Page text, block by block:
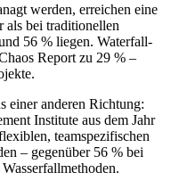
werden, erreichen eine
als bei traditionellen
56 % liegen. Waterfall-
Report zu 29 % –
einer anderen Richtung:
Institute aus dem Jahr
teamspezifischen
– gegenüber 56 % bei